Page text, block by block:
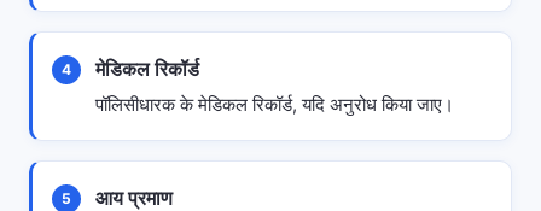
4 मेडिकल रिकॉर्ड
पॉलिसीधारक के मेडिकल रिकॉर्ड, यदि अनुरोध किया जाए।
5 आय प्रमाण